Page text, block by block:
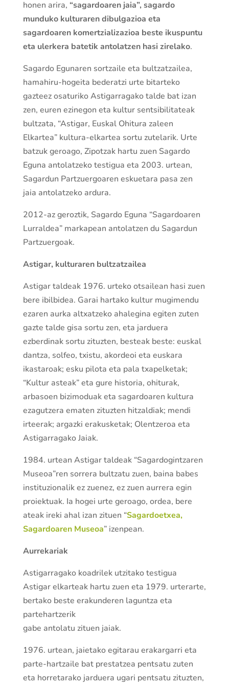
honen arira, “sagardoaren jaia”, sagardo
munduko kulturaren dibulgazioa eta
sagardoaren komertzializazioa beste ikuspuntu
eta ulerkera batetik antolatzen hasi zirelako.
Sagardo Egunaren sortzaile eta bultzatzailea,
hamahiru-hogeita bederatzi urte bitarteko
gazteez osaturiko Astigarragako talde bat izan
zen, euren ezinegon eta kultur sentsibilitateak
bultzata, “Astigar, Euskal Ohitura zaleen
Elkartea” kultura-elkartea sortu zutelarik. Urte
batzuk geroago, Zipotzak hartu zuen Sagardo
Eguna antolatzeko testigua eta 2003. urtean,
Sagardun Partzuergoaren eskuetara pasa zen
jaia antolatzeko ardura.
2012-az geroztik, Sagardo Eguna “Sagardoaren
Lurraldea” markapean antolatzen du Sagardun
Partzuergoak.
Astigar, kulturaren bultzatzailea
Astigar taldeak 1976. urteko otsailean hasi zuen
bere ibilbidea. Garai hartako kultur mugimendu
ezaren aurka altxatzeko ahalegina egiten zuten
gazte talde gisa sortu zen, eta jarduera
ezberdinak sortu zituzten, besteak beste: euskal
dantza, solfeo, txistu, akordeoi eta euskara
ikastaroak; esku pilota eta pala txapelketak;
“Kultur asteak” eta gure historia, ohiturak,
arbasoen bizimoduak eta sagardoaren kultura
ezagutzera ematen zituzten hitzaldiak; mendi
irteerak; argazki erakusketak; Olentzeroa eta
Astigarragako Jaiak.
1984. urtean Astigar taldeak “Sagardogintzaren
Museoa”ren sorrera bultzatu zuen, baina babes
instituzionalik ez zuenez, ez zuen aurrera egin
proiektuak. Ia hogei urte geroago, ordea, bere
ateak ireki ahal izan zituen “Sagardoetxea,
Sagardoaren Museoa” izenpean.
Aurrekariak
Astigarragako koadrilek utzitako testigua
Astigar elkarteak hartu zuen eta 1979. urterarte,
bertako beste erakunderen laguntza eta
partehartzerik
gabe antolatu zituen jaiak.
1976. urtean, jaietako egitarau erakargarri eta
parte-hartzaile bat prestatzea pentsatu zuten
eta horretarako jarduera ugari pentsatu zituzten,